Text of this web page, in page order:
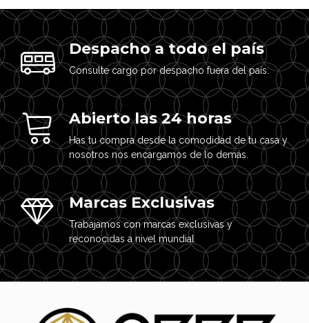
Despacho a todo el país
Consulte cargo por despacho fuera del país.
Abierto las 24 horas
Has tu compra desde la comodidad de tu casa y
nosotros nos encargamos de lo demás.
Marcas Exclusivas
Trabajamos con marcas exclusivas y
reconocidas a nivel mundial